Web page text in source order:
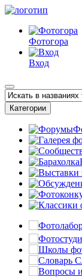
Фотогора
Вход
Категории